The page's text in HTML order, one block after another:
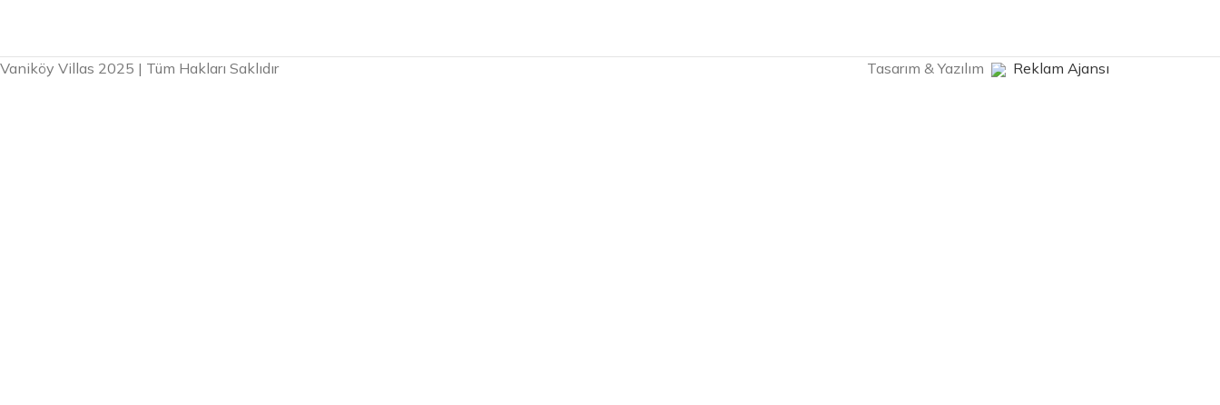
Vaniköy Villas 2025 | Tüm Hakları Saklıdır Tasarım & Yazılım Reklam Ajansı